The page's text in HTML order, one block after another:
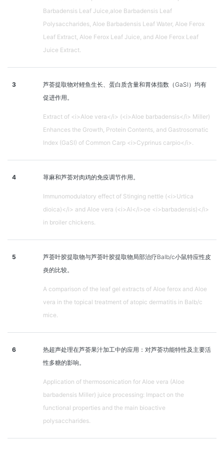
Barbadensis Leaf Juice,aloe Barbadensis Leaf
Polysaccharides, Aloe Barbadensis Leaf Water, Aloe Ferox
Leaf Extract, Aloe Ferox Leaf Juice, and Aloe Ferox Leaf
Juice Extract.
3
芦荟提取物对鲤鱼生长、蛋白质含量和胃体指数（GaSI）均有
促进作用。
Extract of <i>Aloe vera</i> (<i>Aloe barbadensis</i> Miller)
Enhances the Growth, Protein Contents, and Gastrosomatic
Index (GaSI) of Common Carp <i>Cyprinus carpio</i>.
4 荨麻和芦荟对肉鸡的免疫调节作用。
Immunomodulatory effect of Stinging nettle (<i>Urtica
dioica)</i> and Aloe vera (<i>Al</i>oe <i>barbadensis)</i>
in broiler chickens.
5
芦荟叶胶提取物与芦荟叶胶提取物局部治疗Balb/c小鼠特应性皮
炎的比较。
A comparison of the leaf gel extracts of Aloe ferox and Aloe
vera in the topical treatment of atopic dermatitis in Balb/c
mice.
6
热超声处理在芦荟果汁加工中的应用：对芦荟功能特性及主要活
性多糖的影响。
Application of thermosonication for Aloe vera (Aloe
barbadensis Miller) juice processing: Impact on the
functional properties and the main bioactive
polysaccharides.